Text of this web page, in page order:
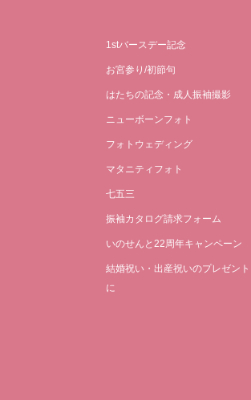
1stバースデー記念
お宮参り/初節句
はたちの記念・成人振袖撮影
ニューボーンフォト
フォトウェディング
マタニティフォト
七五三
振袖カタログ請求フォーム
いのせんと22周年キャンペーン
結婚祝い・出産祝いのプレゼント
に